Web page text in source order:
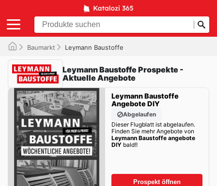
Baumarkt Leymann Baustoffe
Leymann Baustoffe Prospekte -
Aktuelle Angebote
Leymann Baustoffe
Angebote DIY
Abgelaufen
Dieser Flugblatt ist abgelaufen.
Finden Sie mehr Angebote von
Leymann Baustoffe angebote
DIYbald!!
Prospekt öffnen